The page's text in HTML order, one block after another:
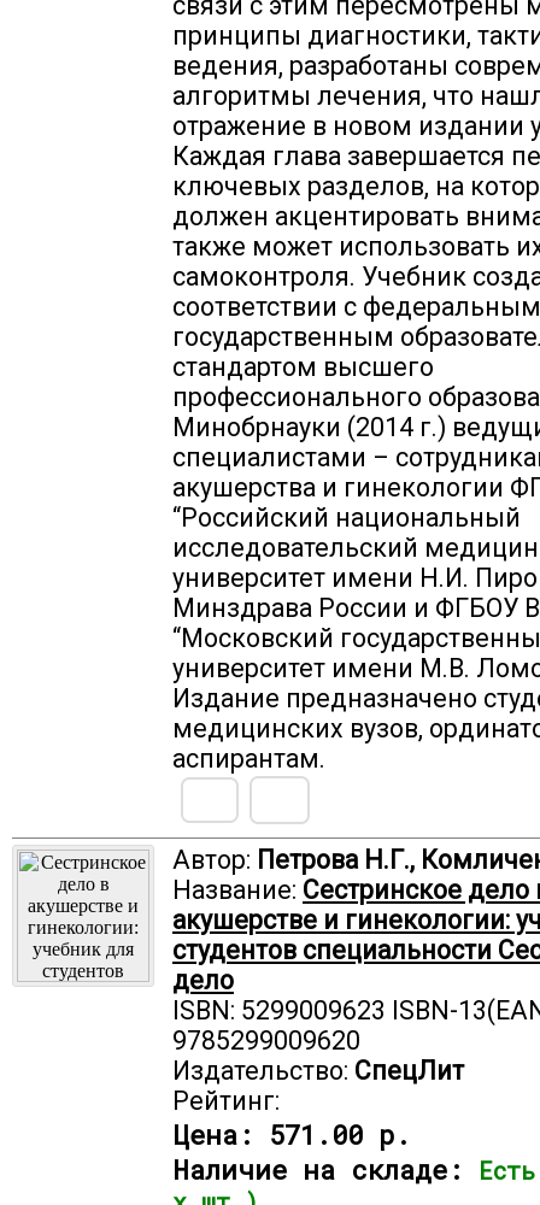
принципы диагностики,
ведения, разработаны
алгоритмы лечения, что
отражение в новом издании
Каждая глава завершается
ключевых разделов, на
должен акцентировать
также может использовать
самоконтроля. Учебник
соответствии с федеральным
государственным
стандартом высшего
профессионального
Минобрнауки (2014 г.)
специалистами –
акушерства и гинекологии
“Российский национальный
исследовательский
университет имени Н.И.
Минздрава России и ФГБОУ
“Московский
университет имени М.В.
Издание предназначено
медицинских вузов,
аспирантам.
Автор: Петрова Н.Г.,
Название: Сестринское дело
акушерстве и гинекологии:
студентов специальности
дело
ISBN: 5299009623 ISBN-
9785299009620
Издательство: СпецЛит
Рейтинг:
Цена: 571.00 р.
Наличие на складе: